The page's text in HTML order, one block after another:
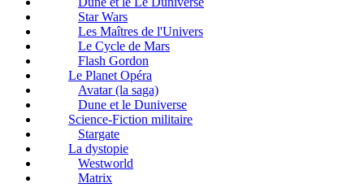
Star Wars
Les Maîtres de l'Univers
Le Cycle de Mars
Flash Gordon
Le Planet Opéra
Avatar (la saga)
Dune et le Duniverse
Science-Fiction militaire
Stargate
La dystopie
Westworld
Matrix